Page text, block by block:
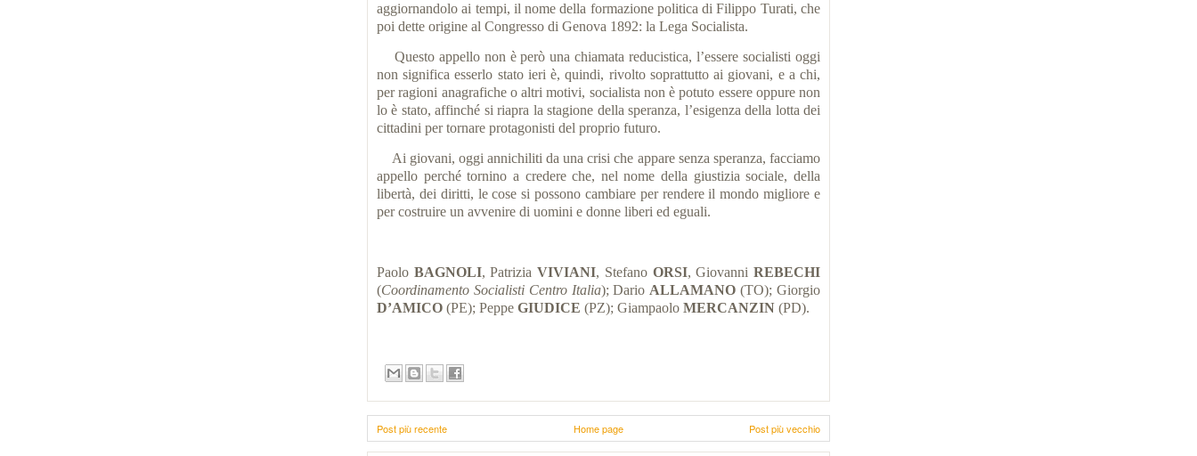
aggiornandolo ai tempi, il nome della formazione politica di Filippo Turati, che
poi dette origine al Congresso di Genova 1892: la Lega Socialista.
Questo appello non è però una chiamata reducistica, l’essere socialisti oggi
non significa esserlo stato ieri è, quindi, rivolto soprattutto ai giovani, e a chi,
per ragioni anagrafiche o altri motivi, socialista non è potuto essere oppure non
lo è stato, affinché si riapra la stagione della speranza, l’esigenza della lotta dei
cittadini per tornare protagonisti del proprio futuro.
Ai giovani, oggi annichiliti da una crisi che appare senza speranza, facciamo
appello perché tornino a credere che, nel nome della giustizia sociale, della
libertà, dei diritti, le cose si possono cambiare per rendere il mondo migliore e
per costruire un avvenire di uomini e donne liberi ed eguali.
Paolo BAGNOLI, PatriziaVIVIANI, Stefano ORSI, GiovanniREBECHI
(Coordinamento Socialisti Centro Italia); Dario ALLAMANO (TO); Giorgio
D’AMICO (PE); Peppe GIUDICE (PZ); Giampaolo MERCANZIN (PD).
Post più recente Post più vecchio
Home page